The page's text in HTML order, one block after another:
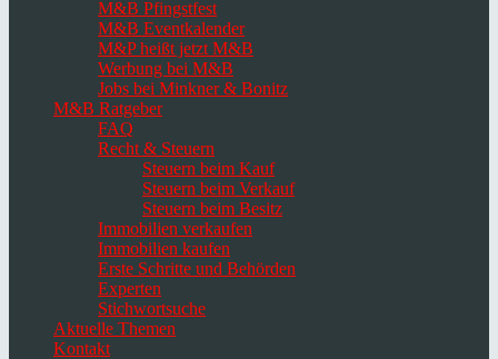
M&B Pfingstfest
M&B Eventkalender
M&P heißt jetzt M&B
Werbung bei M&B
Jobs bei Minkner & Bonitz
M&B Ratgeber
FAQ
Recht & Steuern
Steuern beim Kauf
Steuern beim Verkauf
Steuern beim Besitz
Immobilien verkaufen
Immobilien kaufen
Erste Schritte und Behörden
Experten
Stichwortsuche
Aktuelle Themen
Kontakt